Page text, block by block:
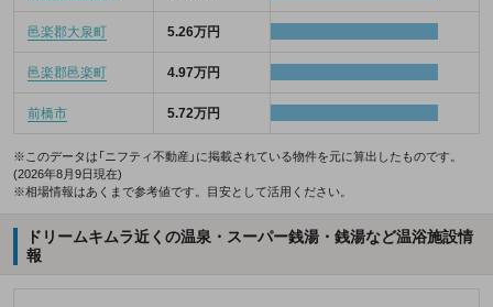
邑楽郡大泉町 5.26万円
邑楽郡邑楽町 4.97万円
前橋市 5.72万円
※このデータは「ニフティ不動産」に掲載されている物件を元に算出したものです。
(2026年8月9日現在)
※相場情報はあくまで参考値です。目安として活用ください。
ドリームキムラ近くの温泉・スーパー銭湯・銭湯など温浴施設情
報